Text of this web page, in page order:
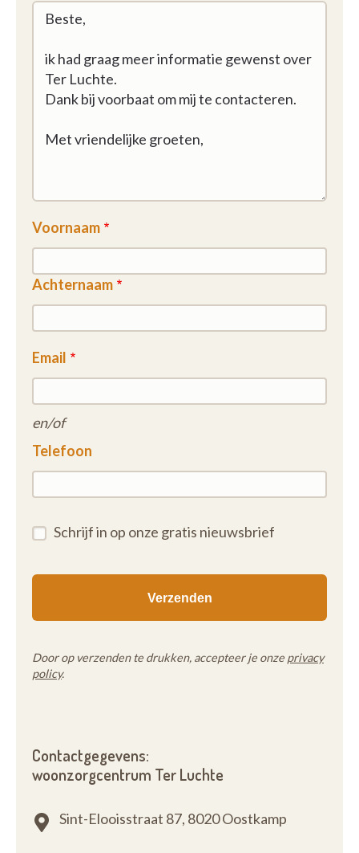
Voornaam
Achternaam
Email
en/of
Telefoon
Schrijf in op onze gratis nieuwsbrief
Door op verzenden te drukken, accepteer je onze privacy
policy.
Contactgegevens:
woonzorgcentrum Ter Luchte
Sint-Elooisstraat 87, 8020 Oostkamp